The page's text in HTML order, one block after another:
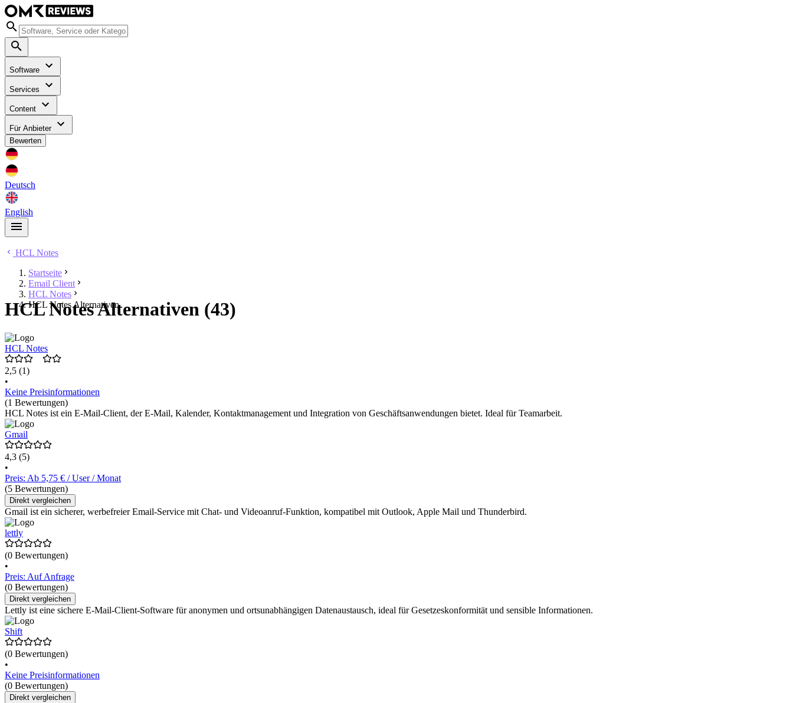
Software
Services
Content
Für Anbieter
Bewerten
Deutsch
English
HCL Notes
Startseite
Email Client
HCL Notes
HCL Notes Alternativen
HCL Notes Alternativen (43)
HCL Notes
2,5 (1)
•
Keine Preisinformationen
(1 Bewertungen)
HCL Notes ist ein E-Mail-Client, der E-Mail, Kalender, Kontaktmanagement und Integration von Geschäftsanwendungen bietet. Ideal für Teamarbeit.
Gmail
4,3 (5)
•
Preis: Ab 5,75 € / User / Monat
(5 Bewertungen)
Direkt vergleichen
Gmail ist ein sicherer, werbefreier Email-Service mit Chat- und Videoanruf-Funktion, kompatibel mit Outlook, Apple Mail und Thunderbird.
lettly
(0 Bewertungen)
•
Preis: Auf Anfrage
(0 Bewertungen)
Direkt vergleichen
Lettly ist eine sichere E-Mail-Client-Software für anonymen und ortsunabhängigen Datenaustausch, ideal für Gesetzeskonformität und sensible Informationen.
Shift
(0 Bewertungen)
•
Keine Preisinformationen
(0 Bewertungen)
Direkt vergleichen